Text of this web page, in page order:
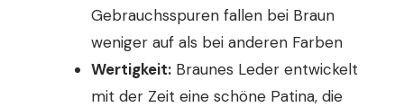
Gebrauchsspuren fallen bei Braun
weniger auf als bei anderen Farben
Wertigkeit: Braunes Leder entwickelt
mit der Zeit eine schöne Patina, die